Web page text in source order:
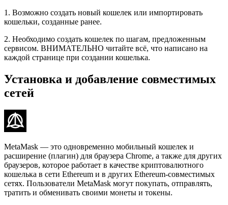
1. Возможно создать новый кошелек или импортировать
кошельки, созданные ранее.
2. Необходимо создать кошелек по шагам, предложенным
сервисом. ВНИМАТЕЛЬНО читайте всё, что написано на
каждой странице при создании кошелька.
Установка и добавление совместимых
сетей
MetaMask — это одновременно мобильный кошелек и
расширение (плагин) для браузера Chrome, а также для других
браузеров, которое работает в качестве криптовалютного
кошелька в сети Ethereum и в других Ethereum-совместимых
сетях. Пользователи MetaMask могут покупать, отправлять,
тратить и обменивать своими монеты и токены.